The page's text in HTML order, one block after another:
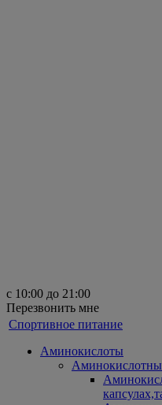
с 10:00 до 21:00
Перезвонить мне
Спортивное питание
Аминокислоты